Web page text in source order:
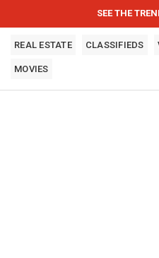
SEE THE
REAL ESTATE CLASSIFIEDS
MOVIES